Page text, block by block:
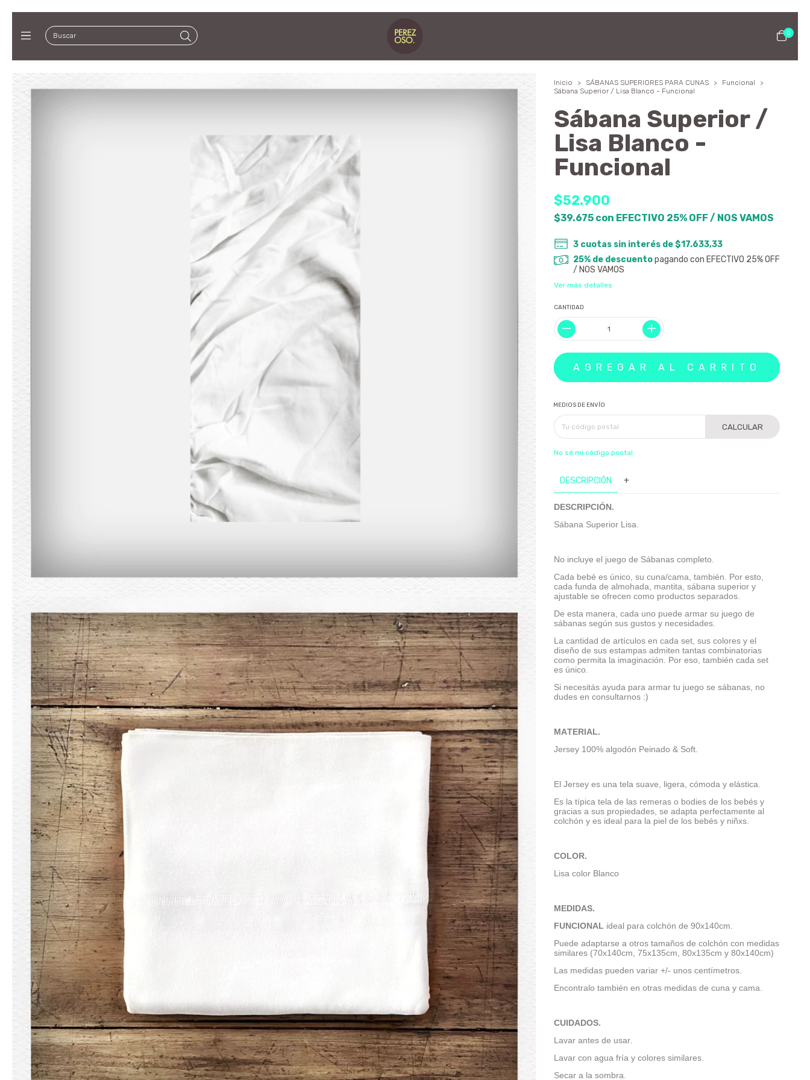
0
Inicio > SÁBANAS SUPERIORES PARA CUNAS > Funcional
>
Sábana Superior / Lisa Blanco - Funcional
Sábana Superior /
Lisa Blanco -
Funcional
$52.900
$39.675 con EFECTIVO 25% OFF / NOS VAMOS
3 cuotas sin interés de$17.633,33
25% de descuentopagando con EFECTIVO 25% OFF
/ NOS VAMOS
Ver más detalles
CANTIDAD
MEDIOS DE ENVÍO
CALCULAR
No sé mi código postal
DESCRIPCIÓN +
DESCRIPCIÓN.
Sábana Superior Lisa.
No incluye el juego de Sábanas completo.
Cada bebé es único, su cuna/cama, también. Por esto,
cada funda de almohada, mantita, sábana superior y
ajustable se ofrecen como productos separados.
De esta manera, cada uno puede armar su juego de
sábanas según sus gustos y necesidades.
La cantidad de artículos en cada set, sus colores y el
diseño de sus estampas admiten tantas combinatorias
como permita la imaginación. Por eso, también cada set
es único.
Si necesitás ayuda para armar tu juego se sábanas, no
dudes en consultarnos :)
MATERIAL.
Jersey 100% algodón Peinado & Soft.
El Jersey es una tela suave, ligera, cómoda y elástica.
Es la típica tela de las remeras o bodies de los bebés y
gracias a sus propiedades, se adapta perfectamente al
colchón y es ideal para la piel de los bebés y niñxs.
COLOR.
Lisa color Blanco
MEDIDAS.
FUNCIONAL ideal para colchón de 90x140cm.
Puede adaptarse a otros tamaños de colchón con medidas
similares (70x140cm, 75x135cm, 80x135cm y 80x140cm)
Las medidas pueden variar +/- unos centímetros.
Encontralo también en otras medidas de cuna y cama.
CUIDADOS.
Lavar antes de usar.
Lavar con agua fría y colores similares.
Secar a la sombra.